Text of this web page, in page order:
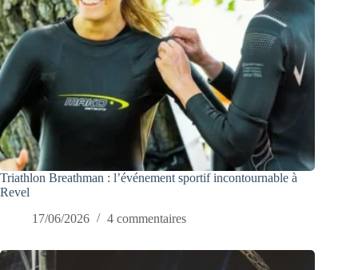
Triathlon Breathman : l’événement sportif incontournable à
Revel
17/06/2026
4 commentaires